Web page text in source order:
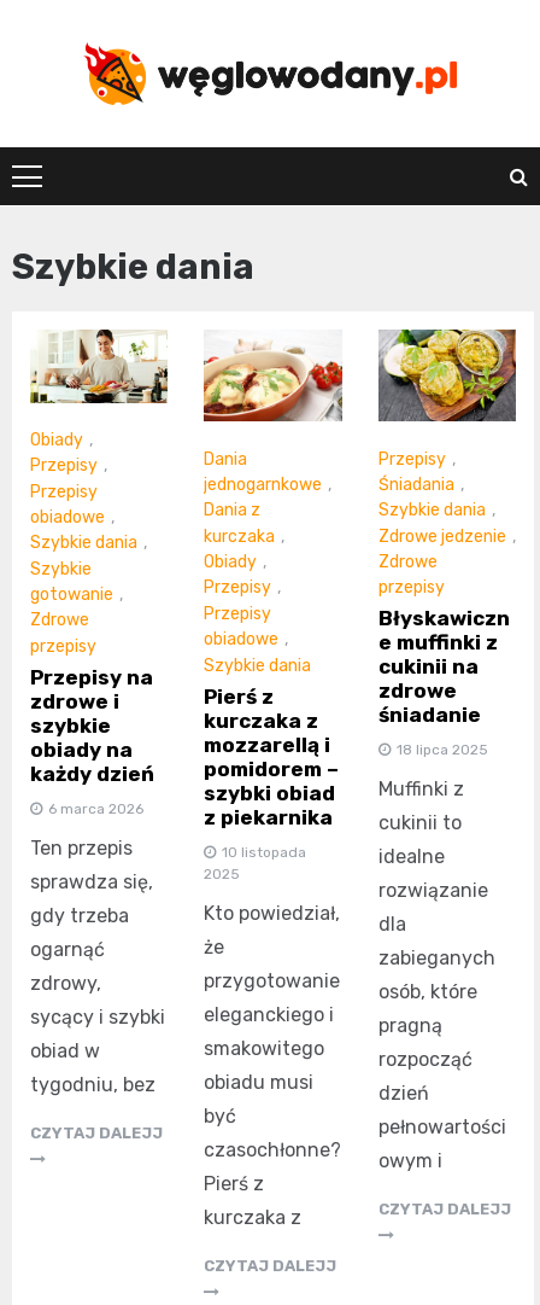
Szybkie dania
Obiady ,
Przepisy ,
Przepisy
obiadowe ,
Szybkie dania ,
Szybkie
gotowanie ,
Zdrowe
przepisy
Przepisy na
zdrowe i
szybkie
obiady na
każdy dzień
6 marca 2026
Ten przepis
sprawdza się,
gdy trzeba
ogarnąć
zdrowy,
sycący i szybki
obiad w
tygodniu, bez
CZYTAJ DALEJJ
Dania
jednogarnkowe ,
Dania z
kurczaka ,
Obiady ,
Przepisy ,
Przepisy
obiadowe ,
Szybkie dania
Pierś z
kurczaka z
mozzarellą i
pomidorem –
szybki obiad
z piekarnika
10 listopada
2025
Kto powiedział,
że
przygotowanie
eleganckiego i
smakowitego
obiadu musi
być
czasochłonne?
Pierś z
kurczaka z
CZYTAJ DALEJJ
Przepisy ,
Śniadania ,
Szybkie dania ,
Zdrowe jedzenie ,
Zdrowe
przepisy
Błyskawiczn
e muffinki z
cukinii na
zdrowe
śniadanie
18 lipca 2025
Muffinki z
cukinii to
idealne
rozwiązanie
dla
zabieganych
osób, które
pragną
rozpocząć
dzień
pełnowartości
owym i
CZYTAJ DALEJJ